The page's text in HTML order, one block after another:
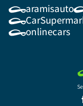
aramisauto
onlinecars